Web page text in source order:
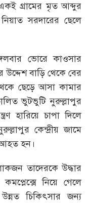
একই গ্রামের মৃত আব্দুর
সরদারের ছেলে
ভোরে কাওসার
বাড়ি থেকে বের
ছেড়ে আসা কামার
ভুটভুটি নুরুল্লাপুর
হারিয়ে চাপা দিলে
কেন্দ্রীয় জামে
হন।
তাদেরকে উদ্ধার
নিয়ে গেলে
চিকিৎসার জন্য